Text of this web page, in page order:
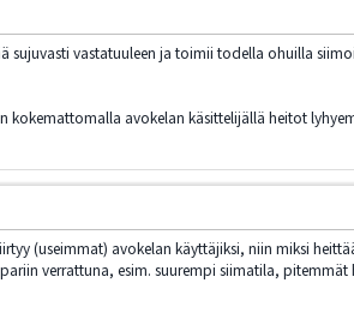
sujuvasti vastatuuleen ja toimii todella ohuilla
kokemattomalla avokelan käsittelijällä heitot
(useimmat) avokelan käyttäjiksi, niin miksi
verrattuna, esim. suurempi siimatila,